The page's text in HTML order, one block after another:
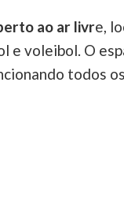
ao ar livre,
voleibol. O
todos